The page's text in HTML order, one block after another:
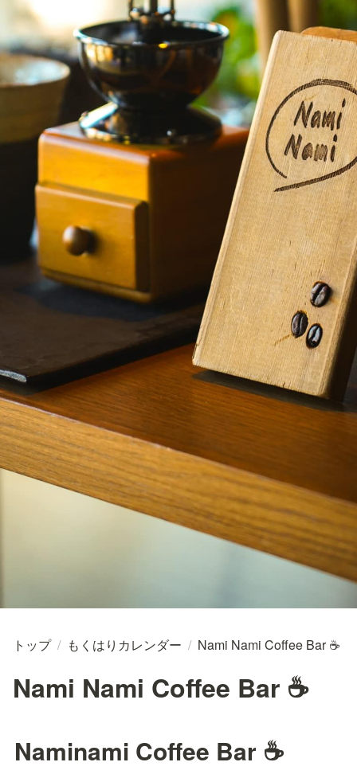
トップ / もくはりカレンダー / Nami Nami Coffee Bar ☕
Nami Nami Coffee Bar ☕
Naminami Coffee Bar ☕